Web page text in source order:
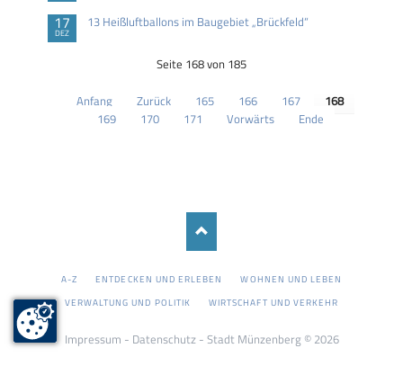
17
DEZ
13 Heißluftballons im Baugebiet „Brückfeld“
Seite 168 von 185
Anfang Zurück 165 166 167
168
169
170 171 Vorwärts Ende
NAVIGATION
A-Z ENTDECKEN UND ERLEBEN
WOHNEN UND LEBEN
VERWALTUNG UND POLITIK
WIRTSCHAFT UND VERKEHR
Impressum - Datenschutz- Stadt Münzenberg © 2026